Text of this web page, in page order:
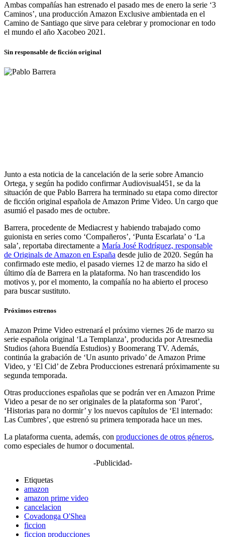
Ambas compañías han estrenado el pasado mes de enero la serie ‘3
Caminos’, una producción Amazon Exclusive ambientada en el
Camino de Santiago que sirve para celebrar y promocionar en todo
el mundo el año Xacobeo 2021.
Sin responsable de ficción original
Junto a esta noticia de la cancelación de la serie sobre Amancio
Ortega, y según ha podido confirmar Audiovisual451, se da la
situación de que Pablo Barrera ha terminado su etapa como director
de ficción original española de Amazon Prime Video. Un cargo que
asumió el pasado mes de octubre.
Barrera, procedente de Mediacrest y habiendo trabajado como
guionista en series como ‘Compañeros’, ‘Punta Escarlata’ o ‘La
sala’, reportaba directamente a María José Rodríguez, responsable
de Originals de Amazon en España desde julio de 2020. Según ha
confirmado este medio, el pasado viernes 12 de marzo ha sido el
último día de Barrera en la plataforma. No han trascendido los
motivos y, por el momento, la compañía no ha abierto el proceso
para buscar sustituto.
Próximos estrenos
Amazon Prime Video estrenará el próximo viernes 26 de marzo su
serie española original ‘La Templanza’, producida por Atresmedia
Studios (ahora Buendía Estudios) y Boomerang TV. Además,
continúa la grabación de ‘Un asunto privado’ de Amazon Prime
Video, y ‘El Cid’ de Zebra Producciones estrenará próximamente su
segunda temporada.
Otras producciones españolas que se podrán ver en Amazon Prime
Video a pesar de no ser originales de la plataforma son ‘Parot’,
‘Historias para no dormir’ y los nuevos capítulos de ‘El internado:
Las Cumbres’, que estrenó su primera temporada hace un mes.
La plataforma cuenta, además, con producciones de otros géneros,
como especiales de humor o documental.
-Publicidad-
Etiquetas
amazon
amazon prime video
cancelacion
Covadonga O'Shea
ficcion
ficcion producciones